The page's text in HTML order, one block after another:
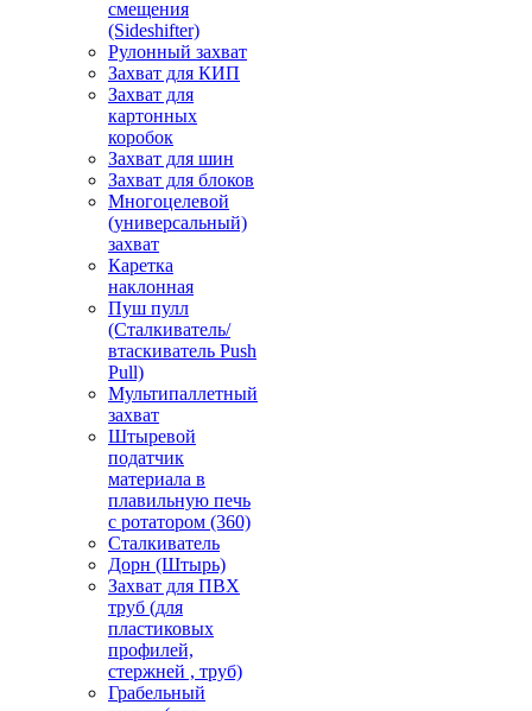
смещения
(Sideshifter)
Рулонный захват
Захват для КИП
Захват для
картонных
коробок
Захват для шин
Захват для блоков
Многоцелевой
(универсальный)
захват
Каретка
наклонная
Пуш пулл
(Сталкиватель/
втаскиватель Push
Pull)
Мультипаллетный
захват
Штыревой
податчик
материала в
плавильную печь
с ротатором (360)
Сталкиватель
Дорн (Штырь)
Захват для ПВХ
труб (для
пластиковых
профилей,
стержней , труб)
Грабельный